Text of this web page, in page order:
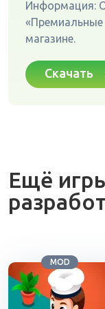
Информация:
«Премиальные
магазине.
Скачать
Ещё
MOD